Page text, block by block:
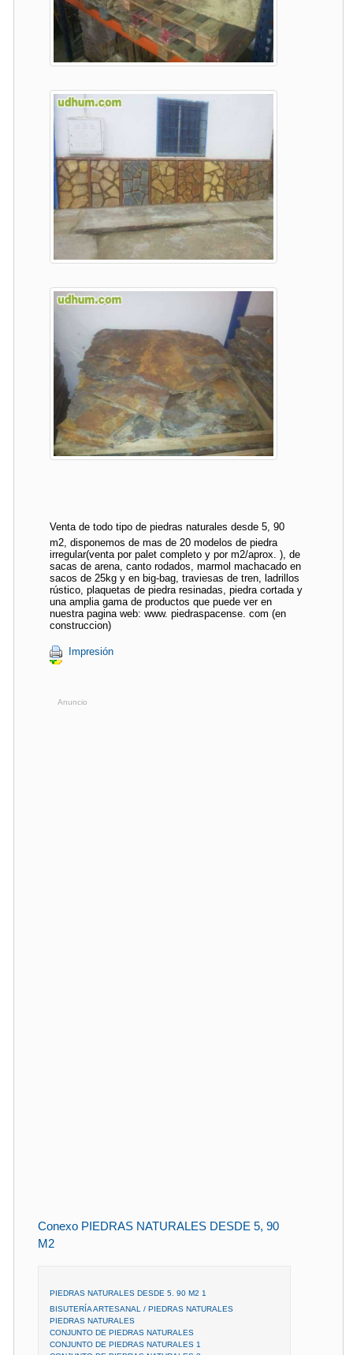
Venta de todo tipo de piedras naturales desde 5, 90
m2, disponemos de mas de 20 modelos de piedra
irregular(venta por palet completo y por m2/aprox. ), de
sacas de arena, canto rodados, marmol machacado en
sacos de 25kg y en big-bag, traviesas de tren, ladrillos
rústico, plaquetas de piedra resinadas, piedra cortada y
una amplia gama de productos que puede ver en
nuestra pagina web: www. piedraspacense. com (en
construccion)
Impresión
Anuncio
Conexo PIEDRAS NATURALES DESDE 5, 90
M2
PIEDRAS NATURALES DESDE 5. 90 M2 1
BISUTERÍA ARTESANAL / PIEDRAS NATURALES
PIEDRAS NATURALES
CONJUNTO DE PIEDRAS NATURALES
CONJUNTO DE PIEDRAS NATURALES 1